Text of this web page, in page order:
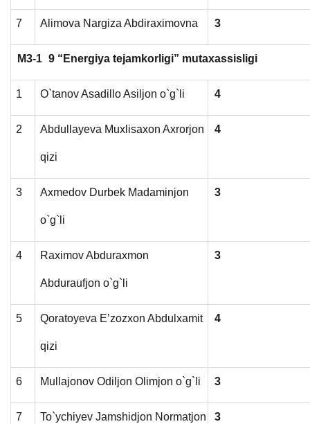
7 Alimova Nargiza Abdiraximovna 3
M3-1 9 “Energiya tejamkorligi” mutaxassisligi
1 O`tanov Asadillo Asiljon o`g`li 4
2 Abdullayeva Muxlisaxon Axrorjon
qizi
4
3 Axmedov Durbek Madaminjon
o`g`li
3
4 Raximov Abduraxmon
Abduraufjon o`g`li
3
5 Qoratoyeva E’zozxon Abdulxamit
qizi
4
6 Mullajonov Odiljon Olimjon o`g`li 3
7 To`ychiyev Jamshidjon Normatjon 3